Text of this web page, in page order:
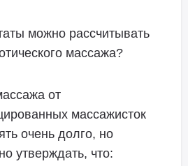
можно рассчитывать
массажа?
от
массажисток
очень долго, но
утверждать, что: